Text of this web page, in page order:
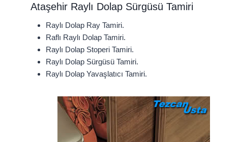
Ataşehir Raylı Dolap Sürgüsü Tamiri
Raylı Dolap Ray Tamiri.
Raflı Raylı Dolap Tamiri.
Raylı Dolap Stoperi Tamiri.
Raylı Dolap Sürgüsü Tamiri.
Raylı Dolap Yavaşlatıcı Tamiri.